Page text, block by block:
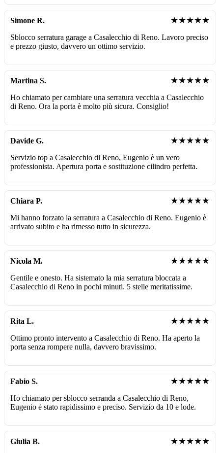
Simone R. ★★★★★
Sblocco serratura garage a Casalecchio di Reno. Lavoro preciso
e prezzo giusto, davvero un ottimo servizio.
Martina S. ★★★★★
Ho chiamato per cambiare una serratura vecchia a Casalecchio
di Reno. Ora la porta è molto più sicura. Consiglio!
Davide G. ★★★★★
Servizio top a Casalecchio di Reno, Eugenio è un vero
professionista. Apertura porta e sostituzione cilindro perfetta.
Chiara P. ★★★★★
Mi hanno forzato la serratura a Casalecchio di Reno. Eugenio è
arrivato subito e ha rimesso tutto in sicurezza.
Nicola M. ★★★★★
Gentile e onesto. Ha sistemato la mia serratura bloccata a
Casalecchio di Reno in pochi minuti. 5 stelle meritatissime.
Rita L. ★★★★★
Ottimo pronto intervento a Casalecchio di Reno. Ha aperto la
porta senza rompere nulla, davvero bravissimo.
Fabio S. ★★★★★
Ho chiamato per sblocco serranda a Casalecchio di Reno,
Eugenio è stato rapidissimo e preciso. Servizio da 10 e lode.
Giulia B. ★★★★★